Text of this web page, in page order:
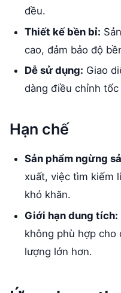
đều.
Thiết kế bền bỉ:
cao, đảm bảo độ
Dễ sử dụng: Giao
dàng điều chỉnh
Hạn chế
Sản phẩm ngừng
xuất, việc tìm kiếm
khó khăn.
Giới hạn dung tích:
không phù hợp cho
lượng lớn hơn.